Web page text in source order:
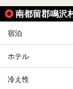
南都留郡鳴沢
宿泊
ホテル
冷え性